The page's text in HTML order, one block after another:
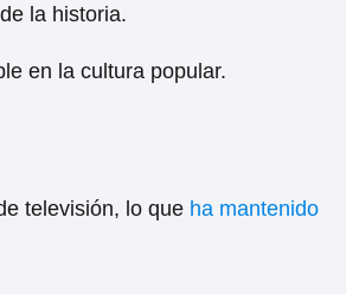
la historia.
en la cultura popular.
televisión, lo que ha mantenido